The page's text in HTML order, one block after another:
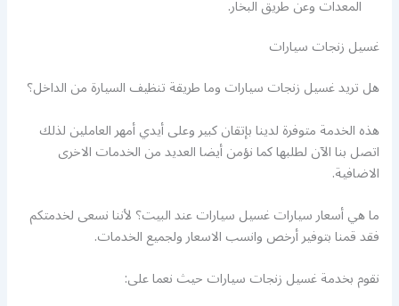
المعدات وعن طريق البخار.
غسيل زنجات سيارات
هل تريد غسيل زنجات سيارات وما طريقة تنظيف السيارة من الداخل؟
هذه الخدمة متوفرة لدينا بإتقان كبير وعلى أيدي أمهر العاملين لذلك
اتصل بنا الآن لطلبها كما نؤمن أيضا العديد من الخدمات الاخرى
الاضافية.
ما هي أسعار سيارات غسيل سيارات عند البيت؟ لأننا نسعى لخدمتكم
فقد قمنا بتوفير أرخص وانسب الاسعار ولجميع الخدمات.
نقوم بخدمة غسيل زنجات سيارات حيث نعما على: